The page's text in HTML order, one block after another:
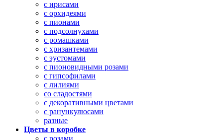
с ирисами
с орхидеями
с пионами
с подсолнухами
с ромашками
с хризантемами
с эустомами
с пионовидными розами
с гипсофилами
с лилиями
со сладостями
с декоративными цветами
с ранункулюсами
разные
Цветы в коробке
с розами